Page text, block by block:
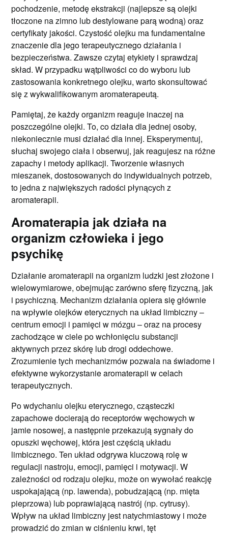
pochodzenie, metodę ekstrakcji (najlepsze są olejki
tłoczone na zimno lub destylowane parą wodną) oraz
certyfikaty jakości. Czystość olejku ma fundamentalne
znaczenie dla jego terapeutycznego działania i
bezpieczeństwa. Zawsze czytaj etykiety i sprawdzaj
skład. W przypadku wątpliwości co do wyboru lub
zastosowania konkretnego olejku, warto skonsultować
się z wykwalifikowanym aromaterapeutą.
Pamiętaj, że każdy organizm reaguje inaczej na
poszczególne olejki. To, co działa dla jednej osoby,
niekoniecznie musi działać dla innej. Eksperymentuj,
słuchaj swojego ciała i obserwuj, jak reagujesz na różne
zapachy i metody aplikacji. Tworzenie własnych
mieszanek, dostosowanych do indywidualnych potrzeb,
to jedna z największych radości płynących z
aromaterapii.
Aromaterapia jak działa na
organizm człowieka i jego
psychikę
Działanie aromaterapii na organizm ludzki jest złożone i
wielowymiarowe, obejmując zarówno sferę fizyczną, jak
i psychiczną. Mechanizm działania opiera się głównie
na wpływie olejków eterycznych na układ limbiczny –
centrum emocji i pamięci w mózgu – oraz na procesy
zachodzące w ciele po wchłonięciu substancji
aktywnych przez skórę lub drogi oddechowe.
Zrozumienie tych mechanizmów pozwala na świadome i
efektywne wykorzystanie aromaterapii w celach
terapeutycznych.
Po wdychaniu olejku eterycznego, cząsteczki
zapachowe docierają do receptorów węchowych w
jamie nosowej, a następnie przekazują sygnały do
opuszki węchowej, która jest częścią układu
limbicznego. Ten układ odgrywa kluczową rolę w
regulacji nastroju, emocji, pamięci i motywacji. W
zależności od rodzaju olejku, może on wywołać reakcję
uspokajającą (np. lawenda), pobudzającą (np. mięta
pieprzowa) lub poprawiającą nastrój (np. cytrusy).
Wpływ na układ limbiczny jest natychmiastowy i może
prowadzić do zmian w ciśnieniu krwi, tęt